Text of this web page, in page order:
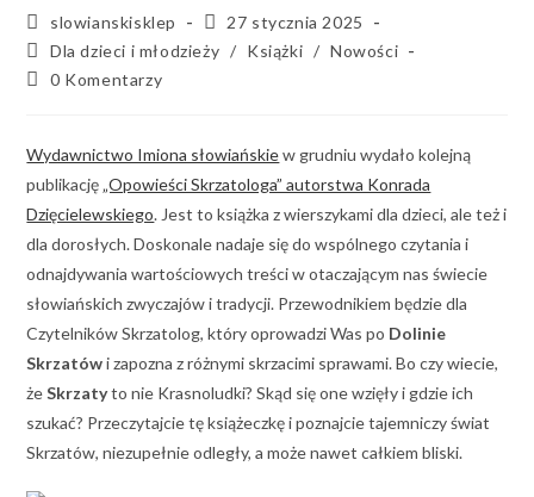
slowianskisklep
27 stycznia 2025
Dla dzieci i młodzieży / Książki / Nowości
0 Komentarzy
Wydawnictwo Imiona słowiańskiew grudniu wydało kolejną
publikację „Opowieści Skrzatologa” autorstwa Konrada
Dzięcielewskiego. Jest to książka z wierszykami dla dzieci, ale też i
dla dorosłych. Doskonale nadaje się do wspólnego czytania i
odnajdywania wartościowych treści w otaczającym nas świecie
słowiańskich zwyczajów i tradycji. Przewodnikiem będzie dla
Czytelników Skrzatolog, który oprowadzi Was po Dolinie
Skrzatówi zapozna z różnymi skrzacimi sprawami. Bo czy wiecie,
żeSkrzatyto nie Krasnoludki? Skąd się one wzięły i gdzie ich
szukać? Przeczytajcie tę książeczkę i poznajcie tajemniczy świat
Skrzatów, niezupełnie odległy, a może nawet całkiem bliski.